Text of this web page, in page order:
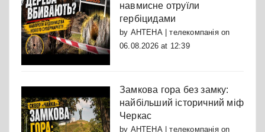
навмисне отруїли
гербіцидами
by АНТЕНА | телекомпаніяon
06.08.2026 at 12:39
Замкова гора без замку:
найбільший історичний міф
Черкас
by АНТЕНА | телекомпаніяon